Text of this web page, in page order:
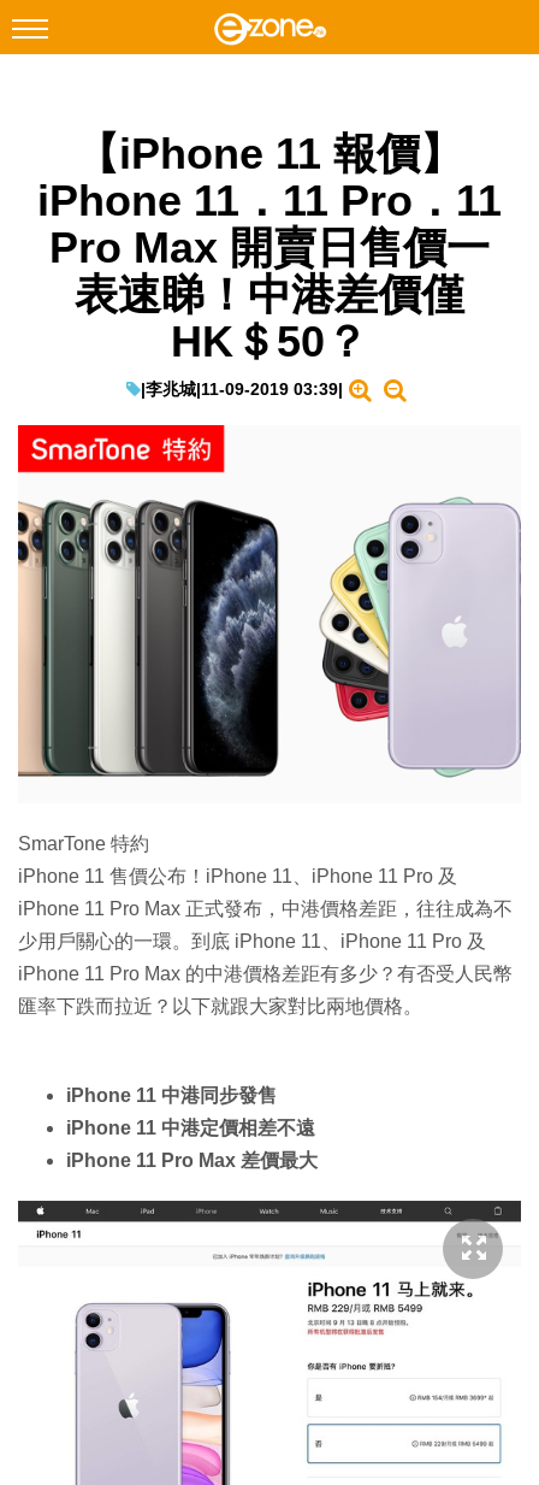
Facebook Instagram
科技焦點
網絡生活
遊戲動漫
IT Times
生成式AI與雲端應用
Enterprise Digital Transformation
特集
【iPhone 11 報價】
iPhone 11．11 Pro．11
Pro Max 開賣日售價一
表速睇！中港差價僅
HK＄50？
|李兆城|11-09-2019 03:39|
SmarTone 特約
iPhone 11 售價公布！iPhone 11、iPhone 11 Pro 及
iPhone 11 Pro Max 正式發布，中港價格差距，往往成為不
少用戶關心的一環。到底 iPhone 11、iPhone 11 Pro 及
iPhone 11 Pro Max 的中港價格差距有多少？有否受人民幣
匯率下跌而拉近？以下就跟大家對比兩地價格。
iPhone 11 中港同步發售
iPhone 11 中港定價相差不遠
iPhone 11 Pro Max 差價最大